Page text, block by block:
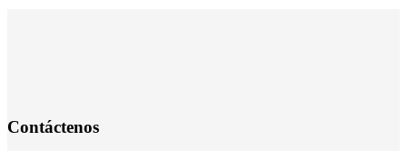
Contáctenos